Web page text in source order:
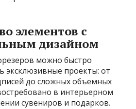
элементов с
дизайном
можно быстро
эксклюзивные проекты: от
до сложных объемных
в интерьерном
сувениров и подарков.